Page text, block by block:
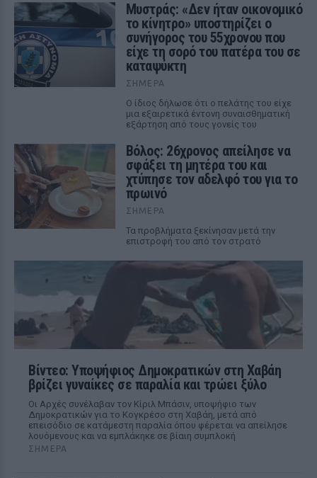
Μυστράς: «Δεν ήταν οικονομικό
το κίνητρο» υποστηρίζει ο
συνήγορος του 55χρονου που
είχε τη σορό του πατέρα του σε
καταψύκτη
ΣΉΜΕΡΑ
Ο ίδιος δήλωσε ότι ο πελάτης του είχε
μια εξαιρετικά έντονη συναισθηματική
εξάρτηση από τους γονείς του
Βόλος: 26χρονος απείλησε να
σφάξει τη μητέρα του και
χτύπησε τον αδελφό του για το
πρωινό
ΣΉΜΕΡΑ
Τα προβλήματα ξεκίνησαν μετά την
επιστροφή του από τον στρατό
Βίντεο: Υποψήφιος Δημοκρατικών στη Χαβάη
βρίζει γυναίκες σε παραλία και τρώει ξύλο
Οι Αρχές συνέλαβαν τον Κίριλ Μπάσιν, υποψήφιο των
Δημοκρατικών για το Κογκρέσο στη Χαβάη, μετά από
επεισόδιο σε κατάμεστη παραλία όπου φέρεται να απείλησε
λουόμενους και να εμπλάκηκε σε βίαιη συμπλοκή
ΣΉΜΕΡΑ